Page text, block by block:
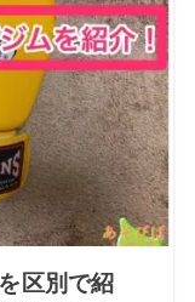
区別で紹